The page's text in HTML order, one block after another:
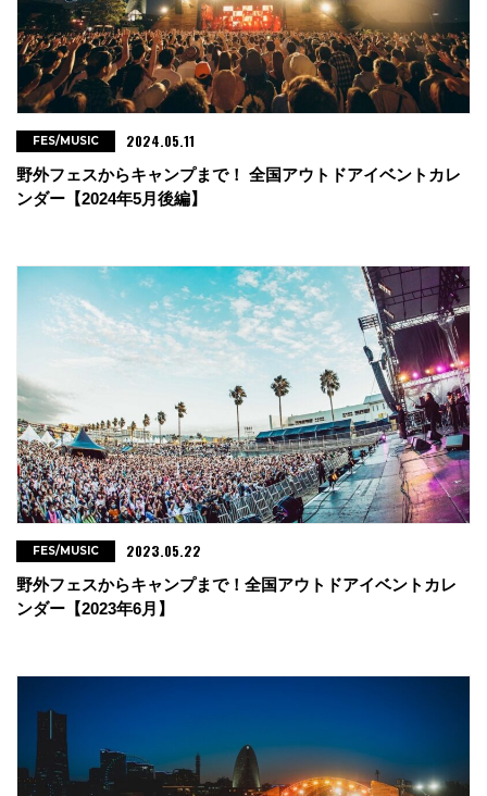
野外フェスからキャンプまで！ 全国アウトドアイベントカレ
ンダー【2024年5月後編】
FES/MUSIC 2024.05.11
野外フェスからキャンプまで！全国アウトドアイベントカレ
ンダー【2023年6月】
FES/MUSIC 2023.05.22